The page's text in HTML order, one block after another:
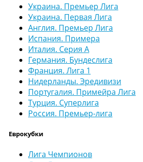
Украина. Премьер Лига
Украина. Первая Лига
Англия. Премьер Лига
Испания. Примера
Италия. Серия А
Германия. Бундеслига
Франция. Лига 1
Нидерланды. Эредивизи
Португалия. Примейра Лига
Турция. Суперлига
Россия. Премьер-лига
Еврокубки
Лига Чемпионов